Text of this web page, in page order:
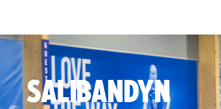
SALIBANDYN